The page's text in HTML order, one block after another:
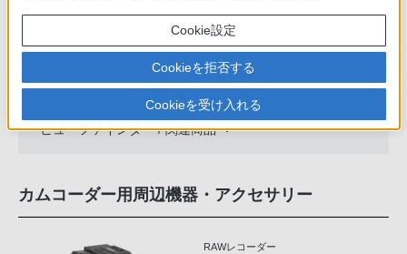
ショルダーアダプター
ソフトウェア / ライセンス
バッテリー / 電源関連
ビューファインダー / 関連商品
カムコーダー用周辺機器・アクセサリー
RAWレコーダー
Cookie設定
Cookieを拒否する
Cookieを受け入れる